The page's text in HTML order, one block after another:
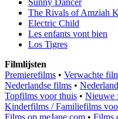
Sunny Dancer
The Rivals of Amziah
Electric Child
Les enfants vont bien
Los Tigres
Filmlijsten
Premierefilms • Verwachte
Nederlandse films •
Topfilms voor thuis • Nieuwe
Kinderfilms / Familiefilms